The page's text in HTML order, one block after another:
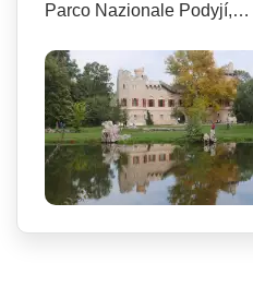
Parco Nazionale Podyjí,…